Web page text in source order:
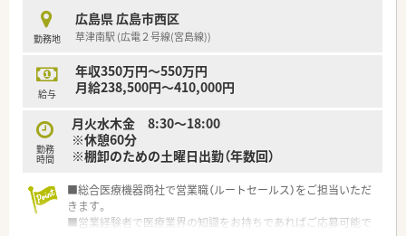
■薬剤師1名在籍。お1人でのご勤務となります。
＜研修制度＞
e-ラーニングの補助制度もあり資格取得に関しても
会社からのバックアップがございます。
＜法人特徴＞
■ツルハグループとして中国地方で業界最大規模の
ドラッグストア・調剤薬局を運営する企業です。
スです。
■年間で10店舗以上の新規出店を継続しており、
新卒採用に関しても中国地方で最も入社人数が多い法人で
勤務地
広島県 広島市西区
草津南駅 (広電２号線(宮島線))
給与
年収350万円～550万円
月給238,500円～410,000円
勤務
時間
月火水木金 8:30～18:00
※休憩60分
※棚卸のための土曜日出勤（年数回）
■総合医療機器商社で営業職（ルートセールス）をご担当いただ
きます。
■営業経験者で医療業界の知識をお持ちであればご応募可能で